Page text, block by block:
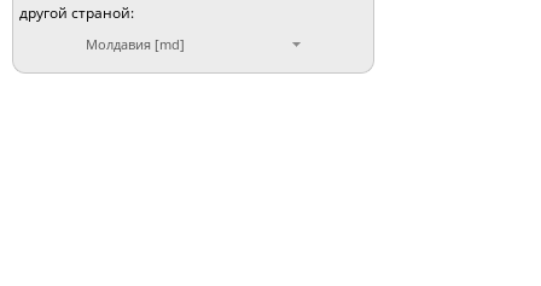
другой страной:
Молдавия [md]